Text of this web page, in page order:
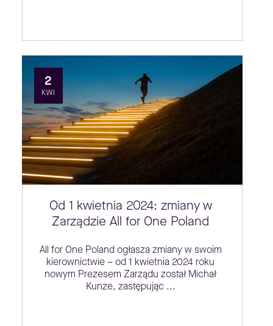
2
KWI
Od 1 kwietnia 2024: zmiany w
Zarządzie All for One Poland
All for One Poland ogłasza zmiany w swoim
kierownictwie – od 1 kwietnia 2024 roku
nowym Prezesem Zarządu został Michał
Kunze, zastępując ...